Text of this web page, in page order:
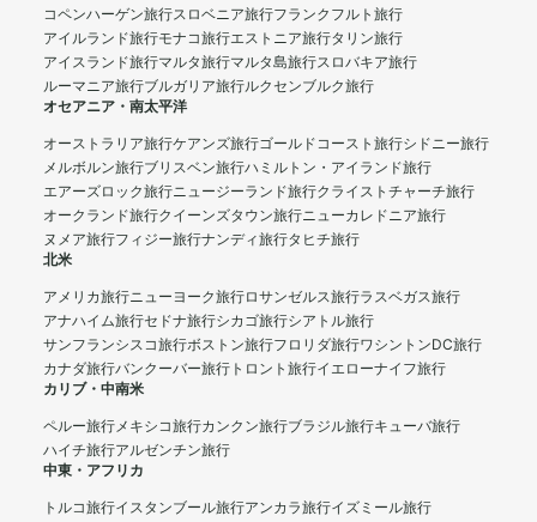
コペンハーゲン旅行スロベニア旅行フランクフルト旅行
アイルランド旅行モナコ旅行エストニア旅行タリン旅行
アイスランド旅行マルタ旅行マルタ島旅行スロバキア旅行
ルーマニア旅行ブルガリア旅行ルクセンブルク旅行
オセアニア・南太平洋
オーストラリア旅行ケアンズ旅行ゴールドコースト旅行シドニー旅行
メルボルン旅行ブリスベン旅行ハミルトン・アイランド旅行
エアーズロック旅行ニュージーランド旅行クライストチャーチ旅行
オークランド旅行クイーンズタウン旅行ニューカレドニア旅行
ヌメア旅行フィジー旅行ナンディ旅行タヒチ旅行
北米
アメリカ旅行ニューヨーク旅行ロサンゼルス旅行ラスベガス旅行
アナハイム旅行セドナ旅行シカゴ旅行シアトル旅行
サンフランシスコ旅行ボストン旅行フロリダ旅行ワシントンDC旅行
カナダ旅行バンクーバー旅行 トロント旅行イエローナイフ旅行
カリブ・中南米
ペルー旅行メキシコ旅行カンクン旅行ブラジル旅行キューバ旅行
ハイチ旅行アルゼンチン旅行
中東・アフリカ
トルコ旅行イスタンブール旅行アンカラ旅行イズミール旅行